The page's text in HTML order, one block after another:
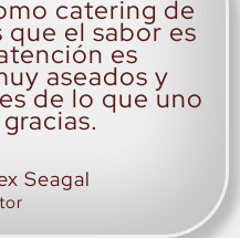
catering de
el sabor es
es
aseados y
de lo que uno
Seagal